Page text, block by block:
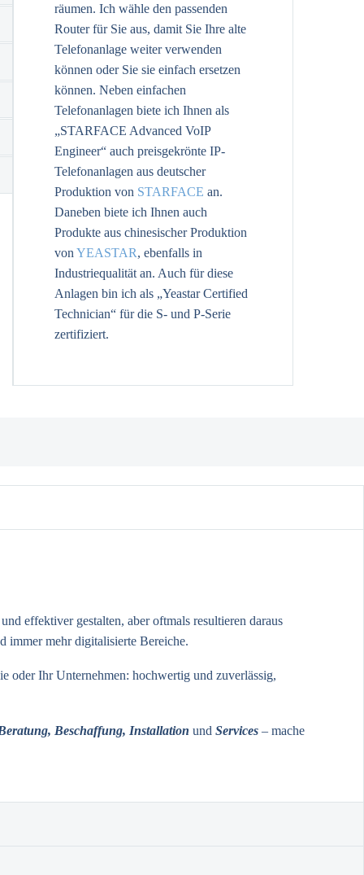
räumen. Ich wähle den passenden
Router für Sie aus, damit Sie Ihre alte
Telefonanlage weiter verwenden
können oder Sie sie einfach ersetzen
können. Neben einfachen
Telefonanlagen biete ich Ihnen als
„STARFACE Advanced VoIP
Engineer“ auch preisgekrönte IP-
Telefonanlagen aus deutscher
Produktion von STARFACE an.
Daneben biete ich Ihnen auch
Produkte aus chinesischer Produktion
von YEASTAR, ebenfalls in
Industriequalität an. Auch für diese
Anlagen bin ich als „Yeastar Certified
Technician“ für die S- und P-Serie
zertifiziert.
effektiver gestalten, aber oftmals resultieren daraus
immer mehr digitalisierte Bereiche.
oder Ihr Unternehmen: hochwertig und zuverlässig,
Beschaffung, Installation und Services – mache